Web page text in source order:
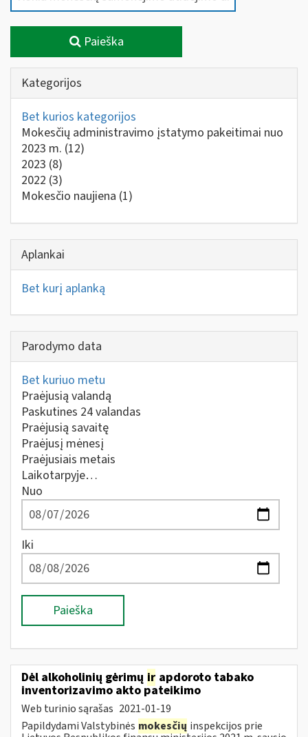
Paieška
Kategorijos
Bet kurios kategorijos
Mokesčių administravimo įstatymo pakeitimai nuo
2023 m. (12)
2023 (8)
2022 (3)
Mokesčio naujiena (1)
Aplankai
Bet kurį aplanką
Parodymo data
Bet kuriuo metu
Praėjusią valandą
Paskutines 24 valandas
Praėjusią savaitę
Praėjusį mėnesį
Praėjusiais metais
Laikotarpyje…
Nuo
Iki
Paieška
Dėl alkoholinių gėrimų ir apdoroto tabako
inventorizavimo akto pateikimo
Web turinio sąrašas 2021-01-19
Papildydami Valstybinės mokesčių inspekcijos prie